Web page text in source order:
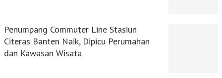
Penumpang Commuter Line Stasiun
Citeras Banten Naik, Dipicu Perumahan
dan Kawasan Wisata